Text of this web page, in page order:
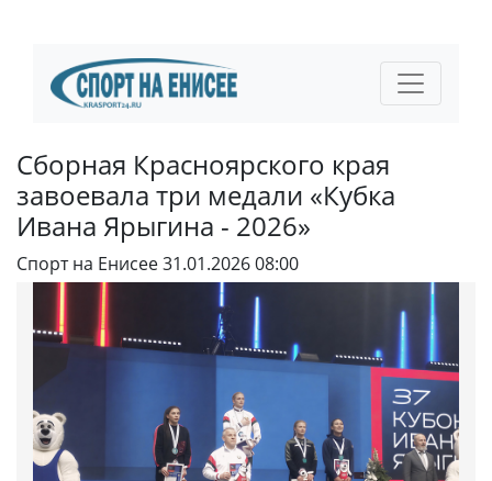
Сборная Красноярского края
завоевала три медали «Кубка
Ивана Ярыгина - 2026»
Спорт на Енисее31.01.2026 08:00